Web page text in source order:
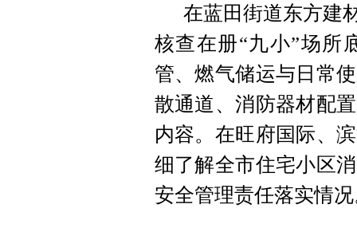
在蓝田街道东方建
核查在册“九小”场所
管、燃气储运与日常
散通道、消防器材配
内容。在旺府国际、
细了解全市住宅小区
安全管理责任落实情